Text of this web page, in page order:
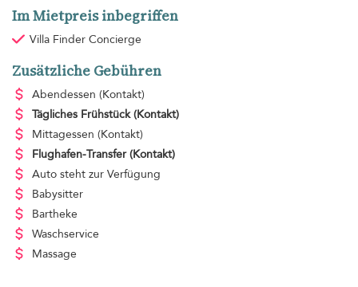
Im Mietpreis inbegriffen
Villa Finder Concierge
Zusätzliche Gebühren
Abendessen (Kontakt)
Tägliches Frühstück (Kontakt)
Mittagessen (Kontakt)
Flughafen-Transfer (Kontakt)
Auto steht zur Verfügung
Babysitter
Bartheke
Waschservice
Massage